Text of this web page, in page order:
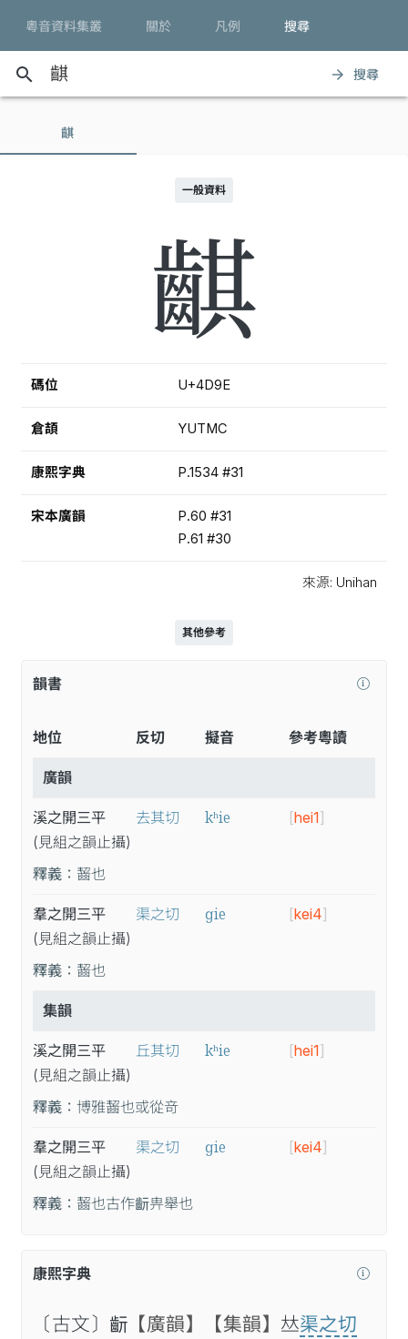
粵音資料集叢 關於 凡例 搜尋
search arrow_forward 搜尋
䶞
一般資料
䶞
碼位 U+4D9E
倉頡 YUTMC
康熙字典 P.1534 #31
宋本廣韻
P.60 #31
P.61 #30
來源: Unihan
其他參考
韻書
地位 反切 擬音 參考粵讀
廣韻
溪之開三平
(見組之韻止攝)
去其切 kʰie [hei1]
釋義： 齧也
羣之開三平
(見組之韻止攝)
渠之切 ɡie [kei4]
釋義： 齧也
集韻
溪之開三平
(見組之韻止攝)
丘其切 kʰie [hei1]
釋義： 博雅齧也或從竒
羣之開三平
(見組之韻止攝)
渠之切 ɡie [kei4]
釋義： 齧也古作𪗞畁舉也
康熙字典
〔古文〕𪗞 【廣韻】 【集韻】 𠀤渠之切